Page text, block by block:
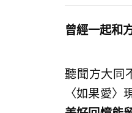
曾經一起和
聽聞方大同
〈如果愛〉